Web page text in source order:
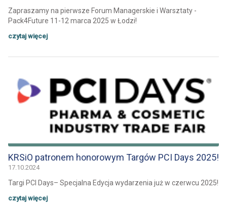
Zapraszamy na pierwsze Forum Managerskie i Warsztaty -
Pack4Future 11-12 marca 2025 w Łodzi!
czytaj więcej
KRSiO patronem honorowym Targów PCI Days 2025!
17.10.2024
Targi PCI Days– Specjalna Edycja wydarzenia już w czerwcu 2025!
czytaj więcej